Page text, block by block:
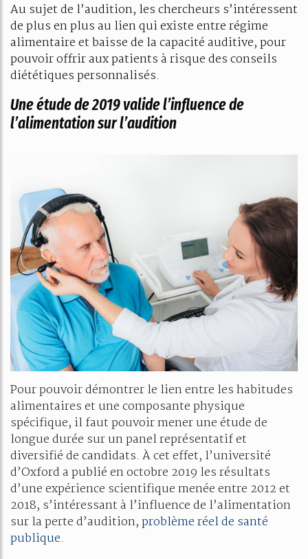
Au sujet de l’audition, les chercheurs s’intéressent
de plus en plus au lien qui existe entre régime
alimentaire et baisse de la capacité auditive, pour
pouvoir offrir aux patients à risque des conseils
diététiques personnalisés.
Une étude de 2019 valide l’influence de
l’alimentation sur l’audition
Pour pouvoir démontrer le lien entre les habitudes
alimentaires et une composante physique
spécifique, il faut pouvoir mener une étude de
longue durée sur un panel représentatif et
diversifié de candidats. À cet effet, l’université
d’Oxford a publié en octobre 2019 les résultats
d’une expérience scientifique menée entre 2012 et
2018, s’intéressant à l’influence de l’alimentation
sur la perte d’audition,problème réel de santé
publique.